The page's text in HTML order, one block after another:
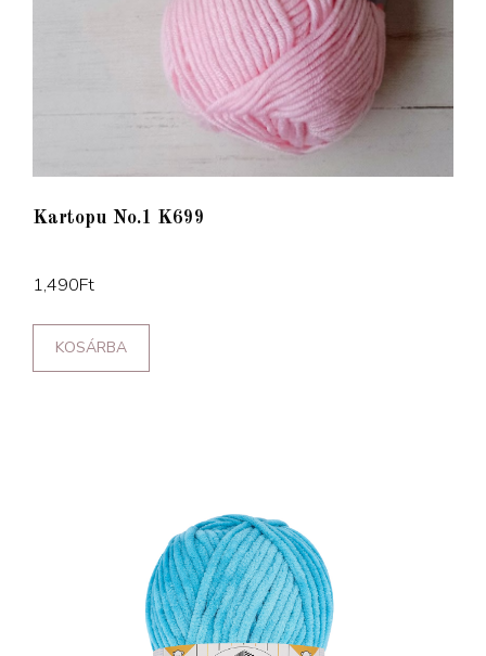
Kartopu No.1 K699
1,490Ft
KOSÁRBA